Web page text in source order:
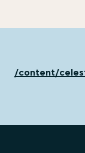
/content/